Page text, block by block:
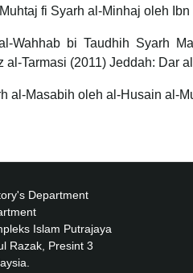
fi Syarh al-Minhaj oleh
Wahhab bi Taudhih Syarh
al-Tarmasi (2011) Jeddah: Dar
al-Masabih oleh al-Husain al-
Department
Islam Putrajaya
Razak, Presint 3